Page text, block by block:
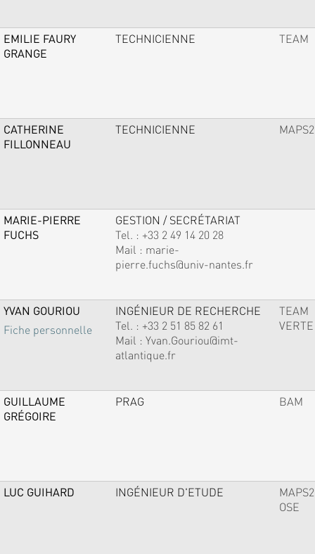
EMILIE FAURY
GRANGE
TECHNICIENNE TEAM
CATHERINE
FILLONNEAU
TECHNICIENNE MAPS2
MARIE-PIERRE
FUCHS
GESTION / SECRÉTARIAT
Tel. : +33 2 49 14 20 28
Mail : marie-
pierre.fuchs@univ-nantes.fr
YVAN GOURIOU
Fiche personnelle
INGÉNIEUR DE RECHERCHE
Tel. : +33 2 51 85 82 61
Mail : Yvan.Gouriou@imt-
atlantique.fr
TEAM
VERTE
GUILLAUME
GRÉGOIRE
PRAG BAM
LUC GUIHARD INGÉNIEUR D'ETUDE
MAPS2
OSE